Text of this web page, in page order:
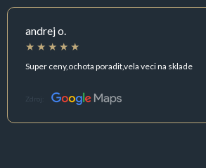
andrej o.
Super ceny,ochota poradit,vela veci na sklade
Zdroj: